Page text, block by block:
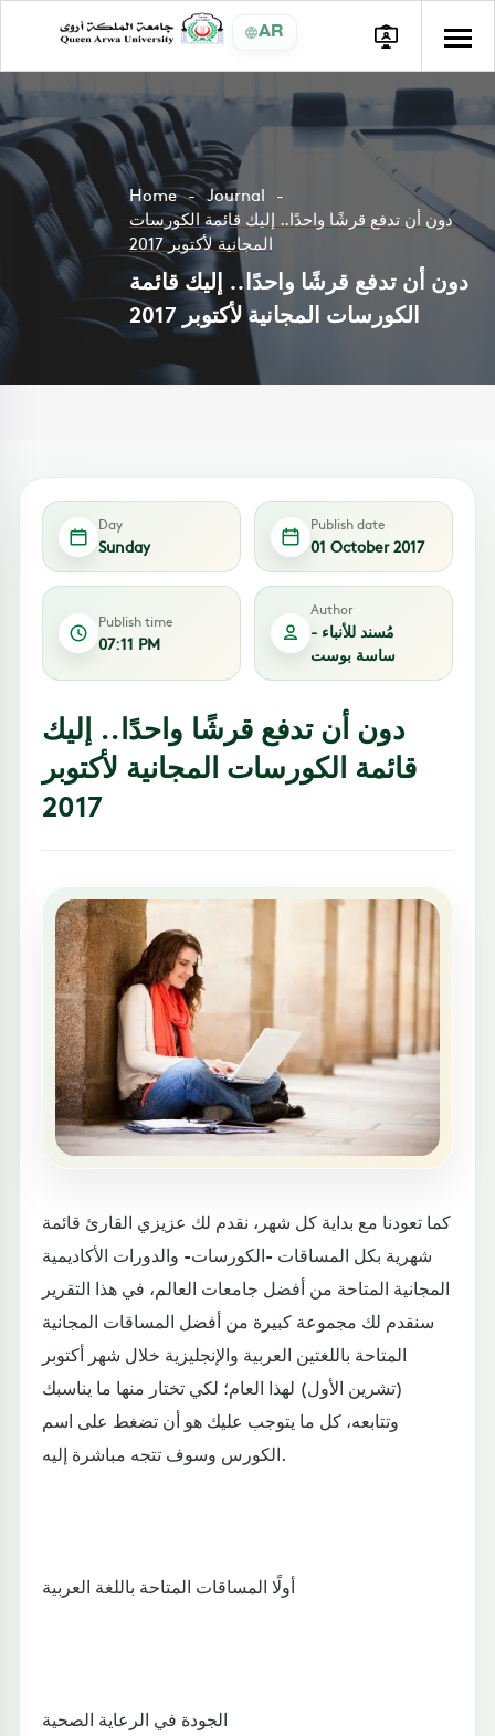
AR
Home
Journal
دون أن تدفع قرشًا واحدًا.. إليك قائمة الكورسات
المجانية لأكتوبر 2017
دون أن تدفع قرشًا واحدًا.. إليك قائمة
الكورسات المجانية لأكتوبر 2017
Day
Sunday
Publish date
01 October 2017
Publish time
07:11 PM
Author
مُسند للأنباء -
ساسة بوست
دون أن تدفع قرشًا واحدًا.. إليك
قائمة الكورسات المجانية لأكتوبر
2017
كما تعودنا مع بداية كل شهر، نقدم لك عزيزي القارئ قائمة
شهرية بكل المساقات -الكورسات- والدورات الأكاديمية
المجانية المتاحة من أفضل جامعات العالم، في هذا التقرير
سنقدم لك مجموعة كبيرة من أفضل المساقات المجانية
المتاحة باللغتين العربية والإنجليزية خلال شهر أكتوبر
(تشرين الأول) لهذا العام؛ لكي تختار منها ما يناسبك
وتتابعه، كل ما يتوجب عليك هو أن تضغط على اسم
الكورس وسوف تتجه مباشرة إليه.
أولًا المساقات المتاحة باللغة العربية
الجودة في الرعاية الصحية